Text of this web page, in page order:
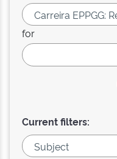
for
Current filters: